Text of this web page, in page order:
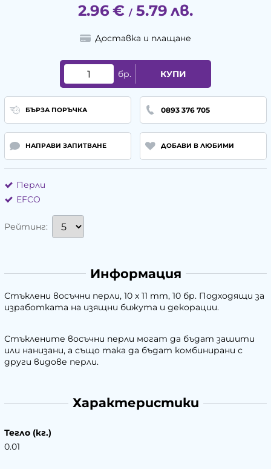
2.96 € / 5.79 лв.
Доставка и плащане
бр. КУПИ
БЪРЗА ПОРЪЧКА 0893 376 705
НАПРАВИ ЗАПИТВАНЕ ДОБАВИ В ЛЮБИМИ
Перли
EFCO
Рейтинг:
Информация
Стъклени восъчни перли, 10 x 11 mm, 10 бр. Подходящи за
изработката на изящни бижута и декорации.
Стъклените восъчни перли могат да бъдат зашити
или нанизани, а също така да бъдат комбинирани с
други видове перли.
Характеристики
Тегло (кг.)
0.01